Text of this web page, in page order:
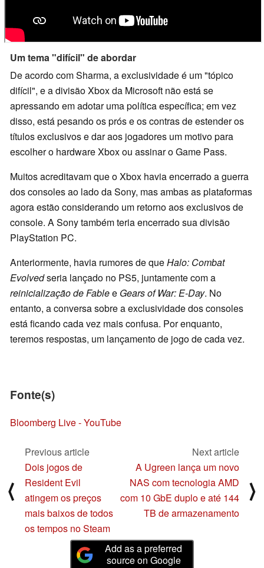
Um tema "difícil" de abordar
De acordo com Sharma, a exclusividade é um "tópico
difícil", e a divisão Xbox da Microsoft não está se
apressando em adotar uma política específica; em vez
disso, está pesando os prós e os contras de estender os
títulos exclusivos e dar aos jogadores um motivo para
escolher o hardware Xbox ou assinar o Game Pass.
Muitos acreditavam que o Xbox havia encerrado a guerra
dos consoles ao lado da Sony, mas ambas as plataformas
agora estão considerando um retorno aos exclusivos de
console. A Sony também teria encerrado sua divisão
PlayStation PC.
Anteriormente, havia rumores de queHalo: Combat
Evolvedseria lançado no PS5, juntamente com a
reinicialização de Fablee Gears of War: E-Day. No
entanto, a conversa sobre a exclusividade dos consoles
está ficando cada vez mais confusa. Por enquanto,
teremos respostas, um lançamento de jogo de cada vez.
Fonte(s)
Bloomberg Live - YouTube
⟨
Previous article
Dois jogos de
Resident Evil
atingem os preços
mais baixos de todos
os tempos no Steam
Next article
A Ugreen lança um novo
NAS com tecnologia AMD
com 10 GbE duplo e até 144
TB de armazenamento
⟩
Add as a preferred
source on Google